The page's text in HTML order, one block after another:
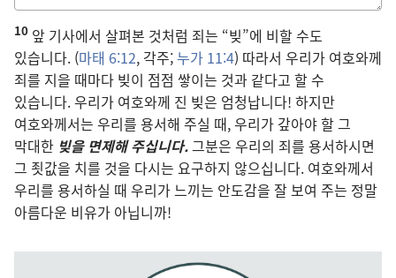
적는
칸
10 앞 기사에서 살펴본 것처럼 죄는 “빚”에 비할 수도
있습니다. (마태 6:12, 각주;누가 11:4) 따라서 우리가 여호와께
죄를 지을 때마다 빚이 점점 쌓이는 것과 같다고 할 수
있습니다. 우리가 여호와께 진 빚은 엄청납니다! 하지만
여호와께서는 우리를 용서해 주실 때, 우리가 갚아야 할 그
막대한 빚을 면제해 주십니다.그분은 우리의 죄를 용서하시면
그 죗값을 치를 것을 다시는 요구하지 않으십니다. 여호와께서
우리를 용서하실 때 우리가 느끼는 안도감을 잘 보여 주는 정말
아름다운 비유가 아닙니까!